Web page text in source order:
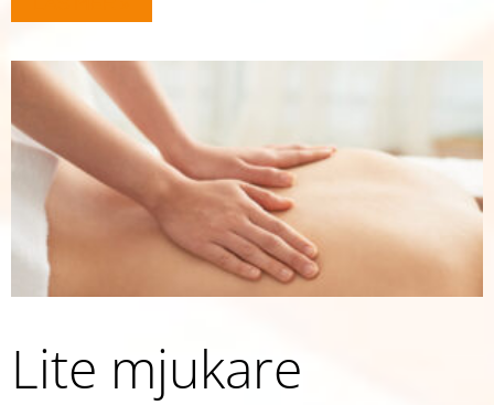
Lite mjukare